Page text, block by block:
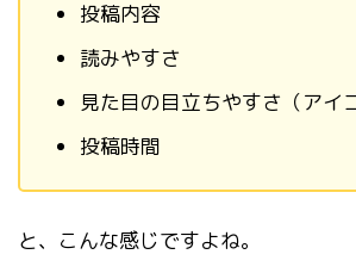
投稿内容
読みやすさ
見た目の目立ちやすさ（アイ
投稿時間
と、こんな感じですよね。